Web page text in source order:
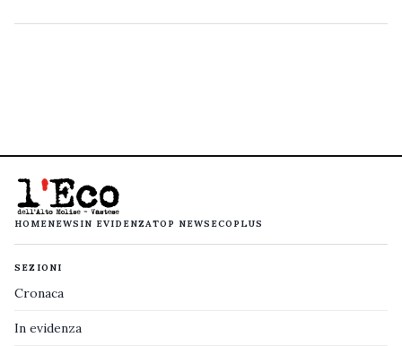
HOMENEWS IN EVIDENZATOP NEWS ECOPLUS
SEZIONI
Cronaca
In evidenza